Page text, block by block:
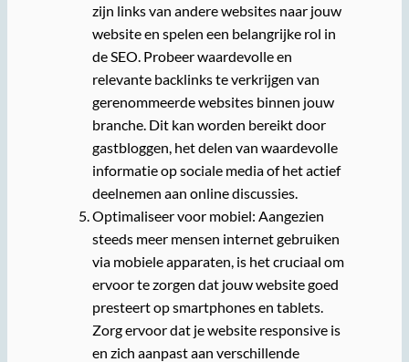
zijn links van andere websites naar jouw
website en spelen een belangrijke rol in
de SEO. Probeer waardevolle en
relevante backlinks te verkrijgen van
gerenommeerde websites binnen jouw
branche. Dit kan worden bereikt door
gastbloggen, het delen van waardevolle
informatie op sociale media of het actief
deelnemen aan online discussies.
Optimaliseer voor mobiel: Aangezien
steeds meer mensen internet gebruiken
via mobiele apparaten, is het cruciaal om
ervoor te zorgen dat jouw website goed
presteert op smartphones en tablets.
Zorg ervoor dat je website responsive is
en zich aanpast aan verschillende